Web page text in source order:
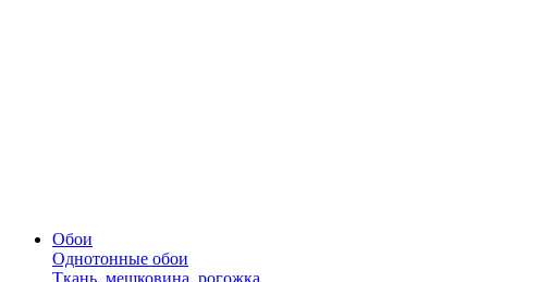
Обои
Однотонные обои
Ткань, мешковина, рогожка